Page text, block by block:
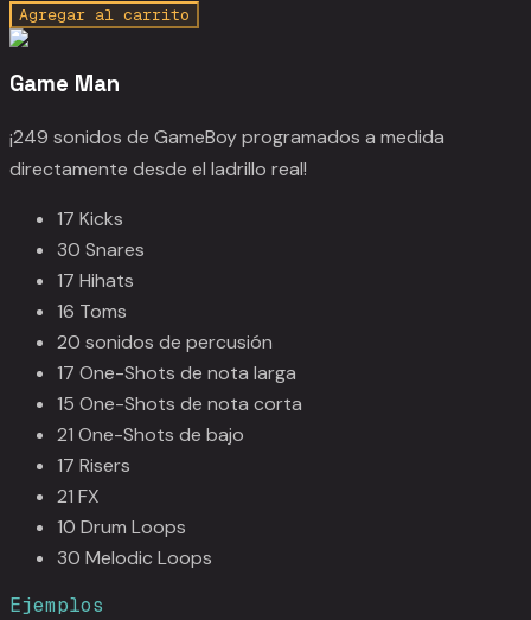
Agregar al carrito
Game Man
¡249 sonidos de GameBoy programados a medida
directamente desde el ladrillo real!
17 Kicks
30 Snares
17 Hihats
16 Toms
20 sonidos de percusión
17 One-Shots de nota larga
15 One-Shots de nota corta
21 One-Shots de bajo
17 Risers
21 FX
10 Drum Loops
30 Melodic Loops
Ejemplos